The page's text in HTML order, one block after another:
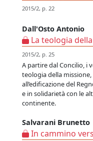
2015/2, p. 22
Dall'Osto Antonio
La teologia
2015/2, p. 25
A partire dal Concilio, i
teologia della
all’edificazione del
e in solidarietà con le
continente.
Salvarani Brunetto
In cammino